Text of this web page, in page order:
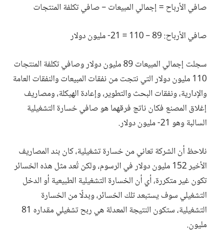
صافي الأرباح = إجمالي المبيعات – صافي تكلفة المنتجات
صافي الأرباح: 89 – 110 = 21- مليون دولار
سجلت إجمالي المبيعات 89 مليون دولار وصافي تكلفة المنتجات
110 مليون دولار التي نتجت من نفقات المبيعات والنفقات العامة
والإدارية، ونفقات البحث والتطوير، وإعادة الهيكلة، ومصاريف
إغلاق المصنع فكان ناتج فرقهما هو صافي خسارة التشغيلية
السالبة وهو 21- مليون دولار.
نلاحظ أن الشركة تعاني من خسارة تشغيلية، كان بند المصاريف
الأخير 152 مليون دولار في الرسوم، ولكن تُعد مثل هذه الخسائر
تكون غير متكررة، أي أن الخسارة التشغيلية الطبيعية أو الدخل
التشغيلي سوف يستبعد تلك الخسائر، وبدلًا من الخسارة
التشغيلية، ستكون النتيجة المعدلة هي ربح تشغيلي مقداره 81
مليون.